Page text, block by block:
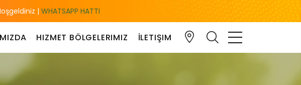
| WHATSAPP HATTI
HIZMET BÖLGELERIMIZ İLETIŞIM